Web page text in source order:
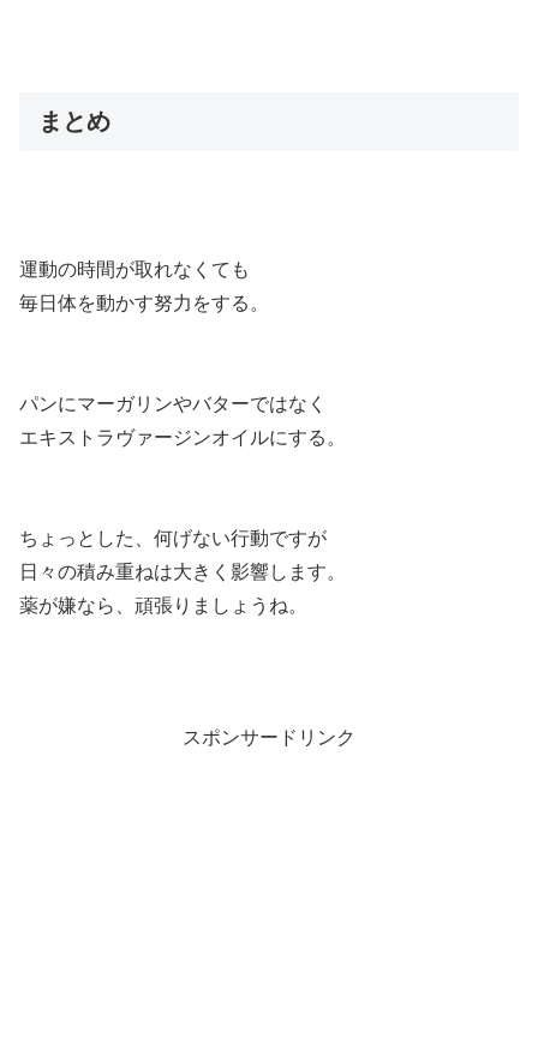
まとめ
運動の時間が取れなくても
毎日体を動かす努力をする。
パンにマーガリンやバターではなく
エキストラヴァージンオイルにする。
ちょっとした、何げない行動ですが
日々の積み重ねは大きく影響します。
薬が嫌なら、頑張りましょうね。
スポンサードリンク